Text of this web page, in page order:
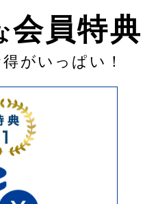
会員特典
がいっぱい！